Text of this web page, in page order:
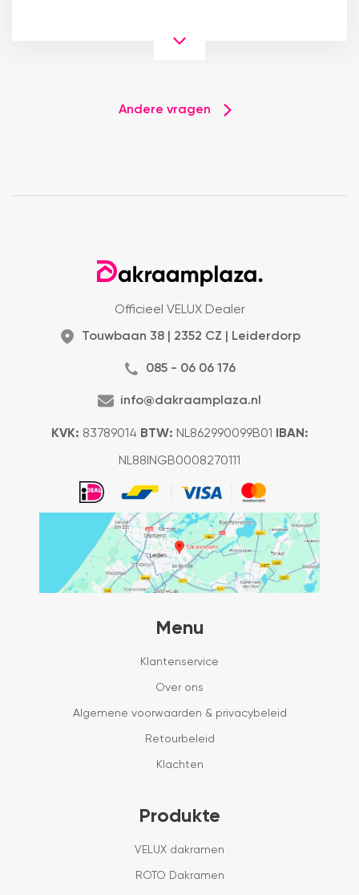
Andere vragen
Officieel VELUX Dealer
Touwbaan 38 | 2352 CZ | Leiderdorp
085 - 06 06 176
info@dakraamplaza.nl
KVK: 83789014 BTW: NL862990099B01 IBAN:
NL88INGB0008270111
Menu
Klantenservice
Over ons
Algemene voorwaarden & privacybeleid
Retourbeleid
Klachten
Produkte
VELUX dakramen
ROTO Dakramen